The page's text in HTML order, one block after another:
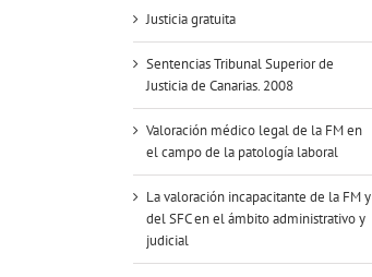
Justicia gratuita
Sentencias Tribunal Superior de
Justicia de Canarias. 2008
Valoración médico legal de la FM en
el campo de la patología laboral
La valoración incapacitante de la FM y
del SFC en el ámbito administrativo y
judicial